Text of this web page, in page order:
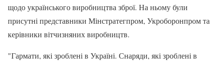
щодо українського виробництва зброї. На ньому були
присутні представники Мінстратегпром, Укроборонпром та
керівники вітчизняних виробництв.
"Гармати, які зроблені в Україні. Снаряди, які зроблені в